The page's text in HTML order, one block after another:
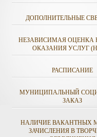
ДОПОЛНИТЕЛЬНЫЕ
НЕЗАВИСИМАЯ ОЦЕНКА
ОКАЗАНИЯ УСЛУГ
РАСПИСАНИЕ
МУНИЦИПАЛЬНЫЙ
ЗАКАЗ
НАЛИЧИЕ ВАКАНТНЫХ
ЗАЧИСЛЕНИЯ В